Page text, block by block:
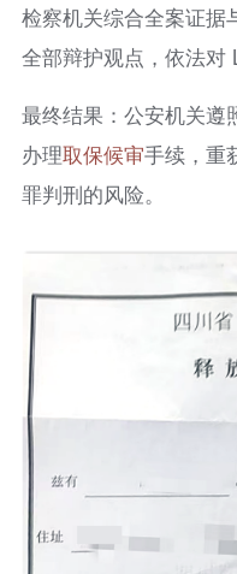
检察机关综合全案证据
全部辩护观点，依法对
最终结果：公安机关遵
办理取保候审手续，重
罪判刑的风险。